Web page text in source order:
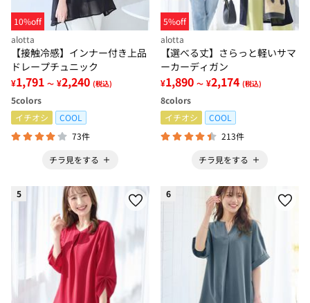
10%off
alotta
【接触冷感】インナー付き上品
ドレープチュニック
¥1,791 ～ ¥2,240 (税込)
5colors
イチオシ
COOL
73件
チラ見をする
5%off
alotta
【選べる丈】さらっと軽いサマ
ーカーディガン
¥1,890 ～ ¥2,174 (税込)
8colors
イチオシ
COOL
213件
チラ見をする
5 6